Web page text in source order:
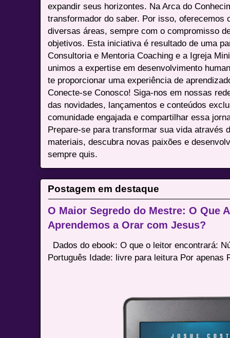
expandir seus horizontes. Na Arca do
transformador do saber. Por isso, oferecemos
diversas áreas, sempre com o compromisso
objetivos. Esta iniciativa é resultado de uma
Consultoria e Mentoria Coaching e a Igreja
unimos a expertise em desenvolvimento
te proporcionar uma experiência de
Conecte-se Conosco! Siga-nos em nossas
das novidades, lançamentos e conteúdos
comunidade engajada e compartilhar essa
Prepare-se para transformar sua vida através
materiais, descubra novas paixões e
sempre quis.
Postagem em destaque
O Maior Segredo do Mestre: O Que
Aprendemos a Orar com Jesus?
Dados do ebook: O que o leitor encontrará:
Português Idade: livre para leitura Por apenas